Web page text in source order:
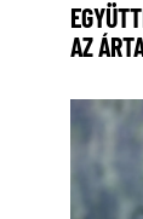
AZ